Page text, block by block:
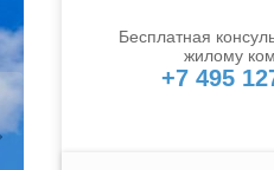
Бесплатная
жилому
+7 495